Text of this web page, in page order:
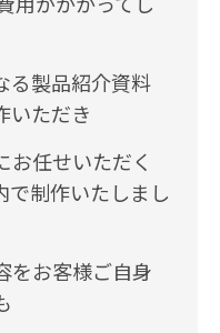
る製品紹介資料
いただき
お任せいただく
で制作いたしまし
をお客様ご自身